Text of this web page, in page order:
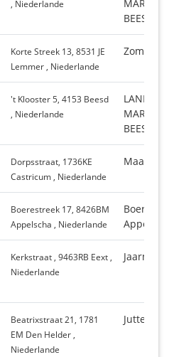
, Niederlande
BEESD
Korte Streek 13, 8531 JE
Lemmer , Niederlande
't Klooster 5, 4153 Beesd
, Niederlande
BEESD
Dorpsstraat, 1736KE
Castricum , Niederlande
Boerestreek 17, 8426BM
Appelscha , Niederlande
Kerkstraat , 9463RB Eext ,
Niederlande
Beatrixstraat 21, 1781
EM Den Helder ,
Niederlande